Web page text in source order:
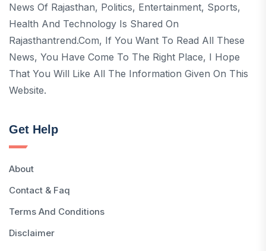
News Of Rajasthan, Politics, Entertainment, Sports,
Health And Technology Is Shared On
Rajasthantrend.com, If You Want To Read All These
News, You Have Come To The Right Place, I Hope
That You Will Like All The Information Given On This
Website.
Get Help
About
Contact & Faq
Terms And Conditions
Disclaimer